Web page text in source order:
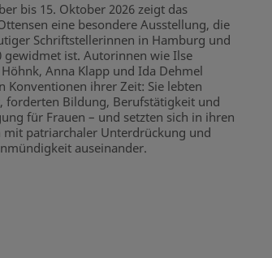
bis 15. Oktober 2026 zeigt das
eine besondere Ausstellung, die
Schriftstellerinnen in Hamburg und
gewidmet ist. Autorinnen wie Ilse
Anna Klapp und Ida Dehmel
Konventionen ihrer Zeit: Sie lebten
forderten Bildung, Berufstätigkeit und
für Frauen – und setzten sich in ihren
mit patriarchaler Unterdrückung und
auseinander.